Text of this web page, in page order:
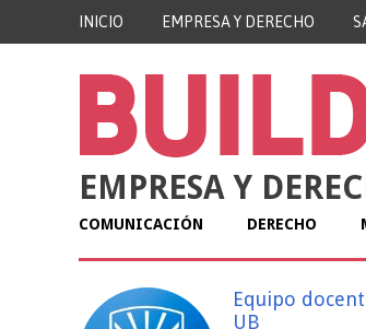
INICIO EMPRESA Y DERECHO
EMPRESA Y
COMUNICACIÓN DERECHO
Equipo
UB